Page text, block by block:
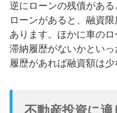
逆にローンの残債があ
ローンがあると、融資
あります。ほかに車の
滞納履歴がないかとい
履歴があれば融資額は
不動産投資に